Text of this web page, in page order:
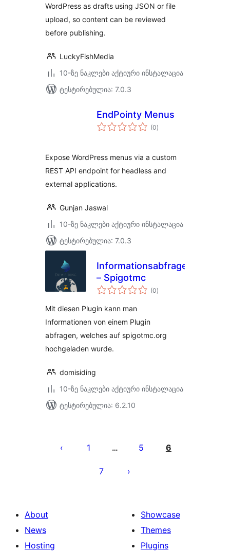
WordPress as drafts using JSON or file
upload, so content can be reviewed
before publishing.
LuckyFishMedia
10-ზე ნაკლები აქტიური ინსტალაცია
ტესტირებულია: 7.0.3
EndPointy Menus
(0საერთო
რეიტინგი
)
Expose WordPress menus via a custom
REST API endpoint for headless and
external applications.
Gunjan Jaswal
10-ზე ნაკლები აქტიური ინსტალაცია
ტესტირებულია: 7.0.3
Informationsabfrage
– Spigotmc
(0საერთო
რეიტინგი
)
Mit diesen Plugin kann man
Informationen von einem Plugin
abfragen, welches auf spigotmc.org
hochgeladen wurde.
domisiding
10-ზე ნაკლები აქტიური ინსტალაცია
ტესტირებულია: 6.2.10
გვერდებათ
1 … 5 6
7
About
News
Hosting
Showcase
Themes
Plugins